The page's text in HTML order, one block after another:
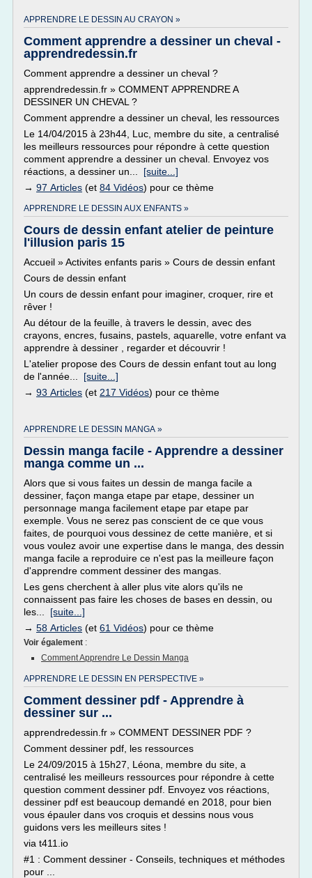
APPRENDRE LE DESSIN AU CRAYON »
Comment apprendre a dessiner un cheval -
apprendredessin.fr
Comment apprendre a dessiner un cheval ?
apprendredessin.fr » COMMENT APPRENDRE A
DESSINER UN CHEVAL ?
Comment apprendre a dessiner un cheval, les ressources
Le 14/04/2015 à 23h44, Luc, membre du site, a centralisé
les meilleurs ressources pour répondre à cette question
comment apprendre a dessiner un cheval. Envoyez vos
réactions, a dessiner un... [suite...]
→ 97 Articles (et 84 Vidéos) pour ce thème
APPRENDRE LE DESSIN AUX ENFANTS »
Cours de dessin enfant atelier de peinture
l'illusion paris 15
Accueil » Activites enfants paris » Cours de dessin enfant
Cours de dessin enfant
Un cours de dessin enfant pour imaginer, croquer, rire et
rêver !
Au détour de la feuille, à travers le dessin, avec des
crayons, encres, fusains, pastels, aquarelle, votre enfant va
apprendre à dessiner , regarder et découvrir !
L'atelier propose des Cours de dessin enfant tout au long
de l'année... [suite...]
→ 93 Articles (et 217 Vidéos) pour ce thème
APPRENDRE LE DESSIN MANGA »
Dessin manga facile - Apprendre a dessiner
manga comme un ...
Alors que si vous faites un dessin de manga facile a
dessiner, façon manga etape par etape, dessiner un
personnage manga facilement etape par etape par
exemple. Vous ne serez pas conscient de ce que vous
faites, de pourquoi vous dessinez de cette manière, et si
vous voulez avoir une expertise dans le manga, des dessin
manga facile a reproduire ce n'est pas la meilleure façon
d'apprendre comment dessiner des mangas.
Les gens cherchent à aller plus vite alors qu'ils ne
connaissent pas faire les choses de bases en dessin, ou
les... [suite...]
→ 58 Articles (et 61 Vidéos) pour ce thème
Voir également :
Comment Apprendre Le Dessin Manga
APPRENDRE LE DESSIN EN PERSPECTIVE »
Comment dessiner pdf - Apprendre à
dessiner sur ...
apprendredessin.fr » COMMENT DESSINER PDF ?
Comment dessiner pdf, les ressources
Le 24/09/2015 à 15h27, Léona, membre du site, a
centralisé les meilleurs ressources pour répondre à cette
question comment dessiner pdf. Envoyez vos réactions,
dessiner pdf est beaucoup demandé en 2018, pour bien
vous épauler dans vos croquis et dessins nous vous
guidons vers les meilleurs sites !
via t411.io
#1 : Comment dessiner - Conseils, techniques et méthodes
pour ...